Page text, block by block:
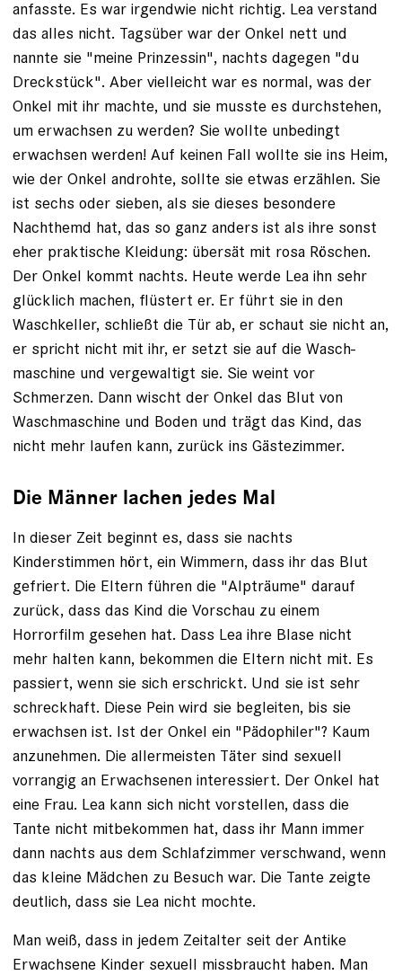
anfasste. Es war ­irgendwie nicht richtig. Lea verstand
das alles nicht. Tagsüber war der ­Onkel nett und
nannte sie "meine Prinzessin", nachts dagegen "du
Dreckstück". Aber vielleicht war es normal, was der
Onkel mit ihr machte, und sie musste es durchstehen,
um erwachsen zu werden? Sie wollte unbedingt
erwachsen werden! Auf keinen Fall wollte sie ins Heim,
wie der Onkel androhte, sollte sie etwas erzählen. Sie
ist sechs oder sieben, als sie dieses besondere
Nachthemd hat, das so ganz anders ist als ihre sonst
eher praktische Kleidung: übersät mit ­rosa Röschen.
Der Onkel kommt nachts. Heute werde Lea ihn sehr
glücklich machen, flüstert er. Er führt sie in den
Waschkeller, schließt die Tür ab, er schaut sie nicht an,
er spricht nicht mit ihr, er setzt sie auf die Wasch­
maschine und vergewaltigt sie. Sie weint vor
Schmerzen. Dann wischt der Onkel das Blut von
Waschma­schine und Boden und trägt das Kind, das
nicht mehr laufen kann, zurück ins Gästezimmer.
Die Männer lachen jedes Mal
In dieser Zeit beginnt es, dass sie nachts
Kinderstimmen hört, ein ­Wimmern, dass ihr das Blut
gefriert. Die Eltern führen die "Alpträume" darauf
zurück, dass das Kind die Vorschau zu einem
Horrorfilm gesehen hat. Dass Lea ihre Blase nicht
mehr halten kann, bekommen die Eltern nicht mit. Es
passiert, wenn sie sich erschrickt. Und sie ist sehr
schreckhaft. Diese Pein wird sie begleiten, bis sie
erwachsen ist. Ist der Onkel ein "Pädophiler"? Kaum
anzunehmen. Die allermeis­ten Täter sind sexuell
vorrangig an Erwach­senen interessiert. Der Onkel hat
eine Frau. Lea kann sich nicht vorstellen, dass die
Tante nicht mitbekommen hat, dass ihr Mann immer
dann nachts ­aus dem Schlafzimmer ver­schwand, wenn
das kleine Mädchen zu Besuch war. Die Tante zeigte
deutlich, dass sie Lea nicht mochte.
Man weiß, dass in jedem Zeitalter seit der Antike
Erwachsene Kinder sexuell missbraucht haben. Man